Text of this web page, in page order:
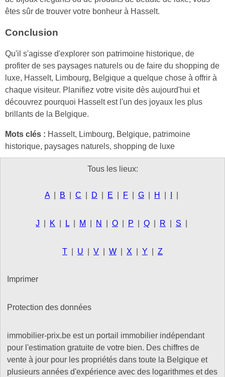
êtes sûr de trouver votre bonheur à Hasselt.
Conclusion
Qu'il s'agisse d'explorer son patrimoine historique, de
profiter de ses paysages naturels ou de faire du shopping de
luxe, Hasselt, Limbourg, Belgique a quelque chose à offrir à
chaque visiteur. Planifiez votre visite dès aujourd'hui et
découvrez pourquoi Hasselt est l'un des joyaux les plus
brillants de la Belgique.
Mots clés : Hasselt, Limbourg, Belgique, patrimoine
historique, paysages naturels, shopping de luxe
Tous les lieux:
A B C D E F G H
J K L M N O P Q R S
T U V W X Y Z
Imprimer
Protection des données
immobilier-prix.be est un portail immobilier indépendant
pour l'estimation gratuite de votre bien. Des chiffres de
vente à jour pour les propriétés dans toute la Belgique et
plusieurs années d'expérience avec des logarithmes et des